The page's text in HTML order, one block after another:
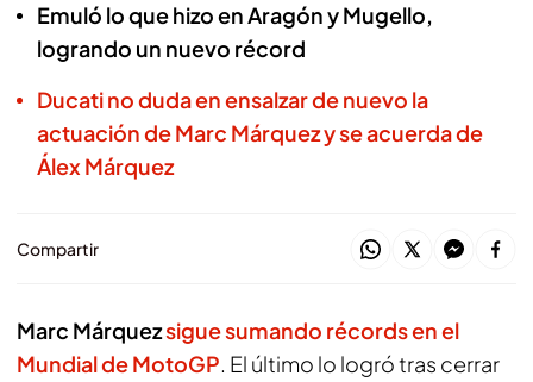
Emuló lo que hizo en Aragón y Mugello,
logrando un nuevo récord
Ducati no duda en ensalzar de nuevo la
actuación de Marc Márquez y se acuerda de
Álex Márquez
Compartir
Marc Márquezsigue sumando récords en el
Mundial de MotoGP. El último lo logró tras cerrar